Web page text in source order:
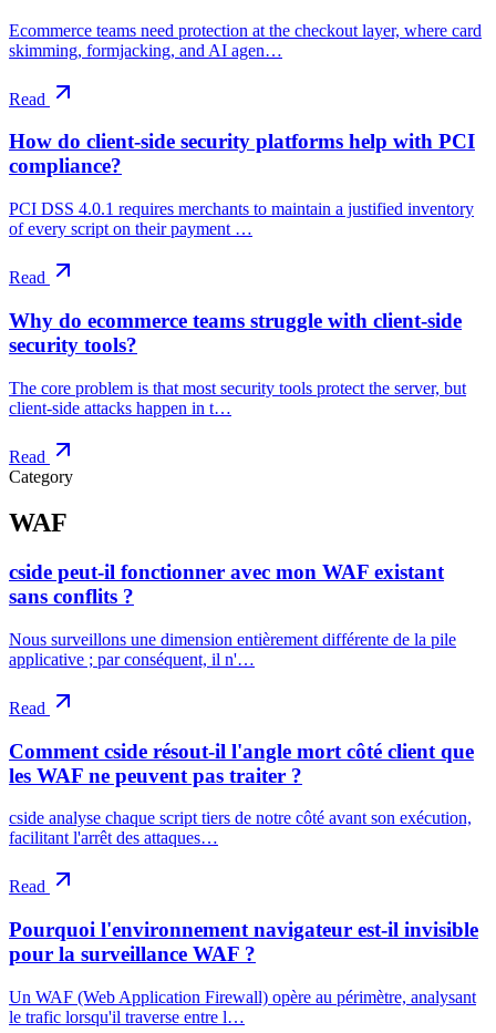
Ecommerce teams need protection at the checkout layer, where card
skimming, formjacking, and AI agen…
Read
How do client-side security platforms help with PCI
compliance?
PCI DSS 4.0.1 requires merchants to maintain a justified inventory
of every script on their payment …
Read
Why do ecommerce teams struggle with client-side
security tools?
The core problem is that most security tools protect the server, but
client-side attacks happen in t…
Read
Category
WAF
cside peut-il fonctionner avec mon WAF existant
sans conflits ?
Nous surveillons une dimension entièrement différente de la pile
applicative ; par conséquent, il n'…
Read
Comment cside résout-il l'angle mort côté client que
les WAF ne peuvent pas traiter ?
cside analyse chaque script tiers de notre côté avant son exécution,
facilitant l'arrêt des attaques…
Read
Pourquoi l'environnement navigateur est-il invisible
pour la surveillance WAF ?
Un WAF (Web Application Firewall) opère au périmètre, analysant
le trafic lorsqu'il traverse entre l…